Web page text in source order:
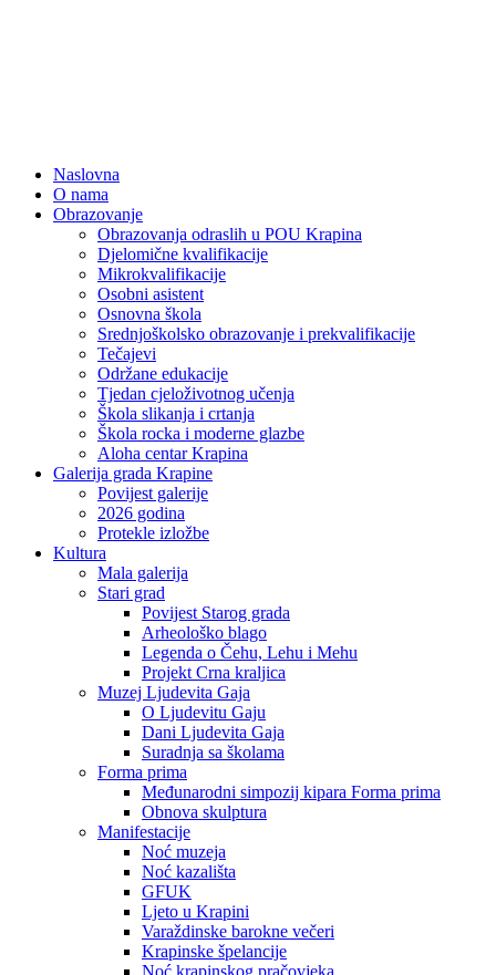
Naslovna
O nama
Obrazovanje
Obrazovanja odraslih u POU Krapina
Djelomične kvalifikacije
Mikrokvalifikacije
Osobni asistent
Osnovna škola
Srednjoškolsko obrazovanje i prekvalifikacije
Tečajevi
Održane edukacije
Tjedan cjeloživotnog učenja
Škola slikanja i crtanja
Škola rocka i moderne glazbe
Aloha centar Krapina
Galerija grada Krapine
Povijest galerije
2026 godina
Protekle izložbe
Kultura
Mala galerija
Stari grad
Povijest Starog grada
Arheološko blago
Legenda o Čehu, Lehu i Mehu
Projekt Crna kraljica
Muzej Ljudevita Gaja
O Ljudevitu Gaju
Dani Ljudevita Gaja
Suradnja sa školama
Forma prima
Međunarodni simpozij kipara Forma prima
Obnova skulptura
Manifestacije
Noć muzeja
Noć kazališta
GFUK
Ljeto u Krapini
Varaždinske barokne večeri
Krapinske špelancije
Noć krapinskog pračovjeka